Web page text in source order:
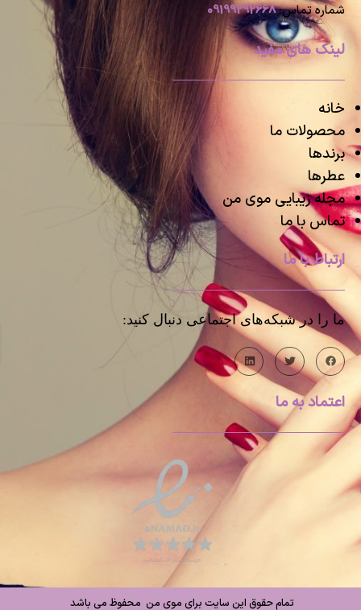
شماره تماس:09199292668
لینک های مفید
خانه
محصولات ما
برندها
عطرها
مجله زیبایی موی من
تماس با ما
ارتباط با ما
ما را در شبکه‌های اجتماعی دنبال کنید:
اعتماد به ما
تمام حقوق این سایت برای موی من محفوظ می باشد